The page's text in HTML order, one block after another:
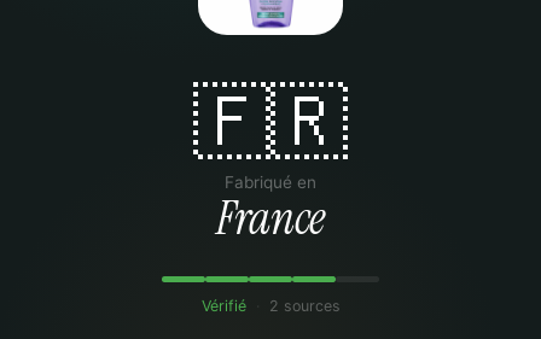
🇫🇷
Fabriqué en
France
Vérifié 2 sources